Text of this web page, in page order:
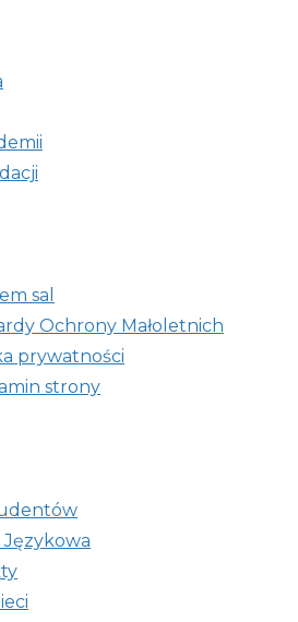
sal
Ochrony Małoletnich
prywatności
strony
Językowa